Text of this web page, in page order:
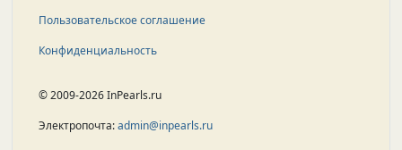
Пользовательское соглашение
Конфиденциальность
© 2009-2026 InPearls.ru
Электропочта:admin@inpearls.ru